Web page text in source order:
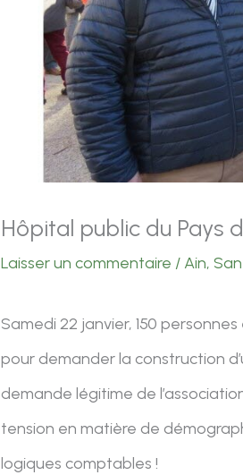
Hôpital public du Pays
Laisser un commentaire / Ain,
Samedi 22 janvier, 150
pour demander la construction
demande légitime de
tension en matière de
logiques comptables !